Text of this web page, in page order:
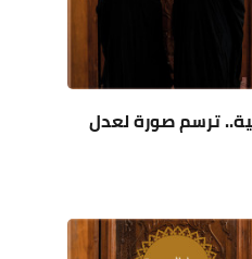
ترسم صورة لعدل